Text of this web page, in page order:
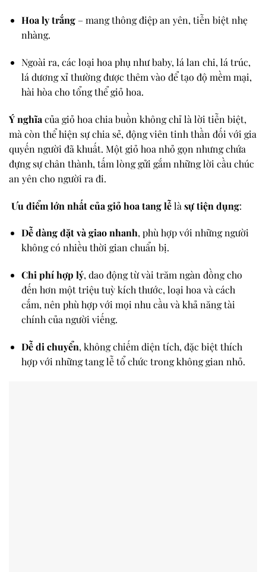
Hoa ly trắng– mang thông điệp an yên, tiễn biệt nhẹ
nhàng.
Ngoài ra, các loại hoa phụ như baby, lá lan chi, lá trúc,
lá dương xỉ thường được thêm vào để tạo độ mềm mại,
hài hòa cho tổng thể giỏ hoa.
Ý nghĩacủa giỏ hoa chia buồn không chỉ là lời tiễn biệt,
mà còn thể hiện sự chia sẻ, động viên tinh thần đối với gia
quyến người đã khuất. Một giỏ hoa nhỏ gọn nhưng chứa
đựng sự chân thành, tấm lòng gửi gắm những lời cầu chúc
an yên cho người ra đi.
Ưu điểm lớn nhất của giỏ hoa tang lễlà sự tiện dụng:
Dễ dàng đặt và giao nhanh, phù hợp với những người
không có nhiều thời gian chuẩn bị.
Chi phí hợp lý, dao động từ vài trăm ngàn đồng cho
đến hơn một triệu tuỳ kích thước, loại hoa và cách
cắm, nên phù hợp với mọi nhu cầu và khả năng tài
chính của người viếng.
Dễ di chuyển, không chiếm diện tích, đặc biệt thích
hợp với những tang lễ tổ chức trong không gian nhỏ.